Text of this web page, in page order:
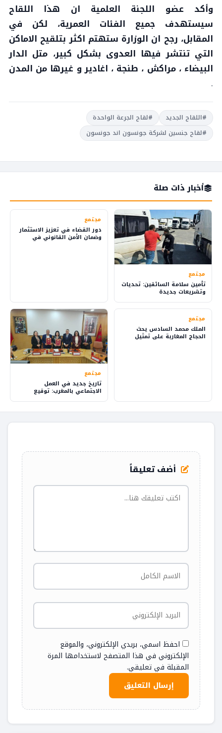
وأكد عضو اللجنة العلمية ان هذا اللقاح
سيستهدف جميع الفئات العمرية، لكن في
المقابل، رجح ان الوزارة ستهتم اكثر بتلقيح الاماكن
التي تنتشر فيها العدوى بشكل كبير، متل الدار
البيضاء ، مراكش ، طنجة ، اغادير و غيرها من المدن
.
#اللقاح الجديد
#لقاح الجرعة الواحدة
#لقاح جنسين لشركة جونسون اند جونسون
أخبار ذات صلة
مجتمع
تأمين سلامة السائقين: تحديات
وتشريعات جديدة
مجتمع
دور القضاء في تعزيز الاستثمار
وضمان الأمن القانوني في
مجتمع
الملك محمد السادس يحث
الحجاج المغاربة على تمثيل
بلدهم بفخر
مجتمع
تاريخ جديد في العمل
الاجتماعي بالمغرب: توقيع
اتفاق يقود للتغيير
أضف تعليقاً
احفظ اسمي، بريدي الإلكتروني، والموقع
الإلكتروني في هذا المتصفح لاستخدامها المرة
المقبلة في تعليقي.